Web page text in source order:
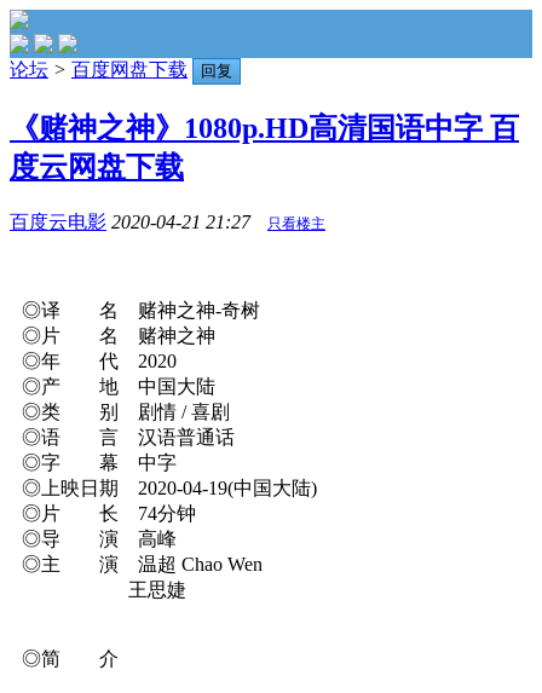
论坛 > 百度网盘下载 回复
《赌神之神》1080p.HD高清国语中字 百
度云网盘下载
百度云电影 2020-04-21 21:27 只看楼主
◎译 名 赌神之神-奇树
◎片 名 赌神之神
◎年 代 2020
◎产 地 中国大陆
◎类 别 剧情 / 喜剧
◎语 言 汉语普通话
◎字 幕 中字
◎上映日期 2020-04-19(中国大陆)
◎片 长 74分钟
◎导 演 高峰
◎主 演 温超 Chao Wen
王思婕
◎简 介